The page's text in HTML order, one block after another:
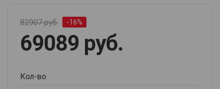
82907 руб. -16%
69089 руб.
Кол-во